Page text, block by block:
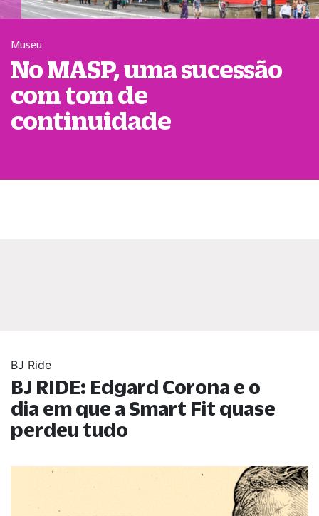
Museu
No MASP, uma sucessão
com tom de
continuidade
BJ Ride
BJ RIDE: Edgard Corona e o
dia em que a Smart Fit quase
perdeu tudo